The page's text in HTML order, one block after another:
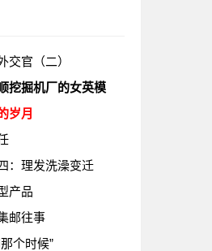
交官（二）
掘机厂的女英模
岁月
：理发洗澡变迁
产品
邮往事
个时候”